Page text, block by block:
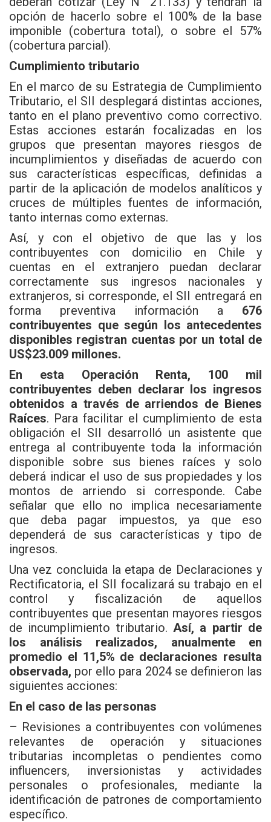
opción de hacerlo sobre el 100% de la base
imponible (cobertura total), o sobre el 57%
(cobertura parcial).
Cumplimiento tributario
En el marco de su Estrategia de Cumplimiento
Tributario, el SII desplegará distintas acciones,
tanto en el plano preventivo como correctivo.
Estas acciones estarán focalizadas en los
grupos que presentan mayores riesgos de
incumplimientos y diseñadas de acuerdo con
sus características específicas, definidas a
partir de la aplicación de modelos analíticos y
cruces de múltiples fuentes de información,
tanto internas como externas.
Así, y con el objetivo de que las y los
contribuyentes con domicilio en Chile y
cuentas en el extranjero puedan declarar
correctamente sus ingresos nacionales y
extranjeros, si corresponde, el SII entregará en
forma preventiva información a 676
contribuyentes que según los antecedentes
disponibles registran cuentas por un total de
US$23.009 millones.
En esta Operación Renta, 100 mil
contribuyentes deben declarar los ingresos
obtenidos a través de arriendos de Bienes
Raíces. Para facilitar el cumplimiento de esta
obligación el SII desarrolló un asistente que
entrega al contribuyente toda la información
disponible sobre sus bienes raíces y solo
deberá indicar el uso de sus propiedades y los
montos de arriendo si corresponde. Cabe
señalar que ello no implica necesariamente
que deba pagar impuestos, ya que eso
dependerá de sus características y tipo de
ingresos.
Una vez concluida la etapa de Declaraciones y
Rectificatoria, el SII focalizará su trabajo en el
control y fiscalización de aquellos
contribuyentes que presentan mayores riesgos
de incumplimiento tributario. Así, a partir de
los análisis realizados, anualmente en
promedio el 11,5% de declaraciones resulta
observada, por ello para 2024 se definieron las
siguientes acciones:
En el caso de las personas
– Revisiones a contribuyentes con volúmenes
relevantes de operación y situaciones
tributarias incompletas o pendientes como
influencers, inversionistas y actividades
personales o profesionales, mediante la
identificación de patrones de comportamiento
específico.